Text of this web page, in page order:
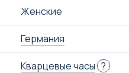
Женские
Германия
Кварцевые часы ?